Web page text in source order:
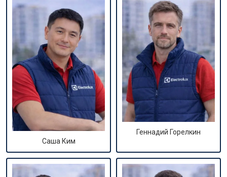
Саша Ким
Геннадий Горелкин